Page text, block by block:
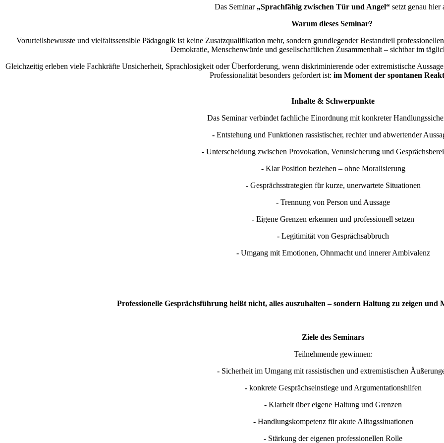
Das Seminar „Sprachfähig zwischen Tür und Angel“setzt genau hier
Warum dieses Seminar?
Vorurteilsbewusste und vielfaltssensible Pädagogik ist keine Zusatzqualifikation mehr, sondern grundlegender Bestandteil
Demokratie, Menschenwürde und gesellschaftlichen Zusammenhalt – sichtbar im
Gleichzeitig erleben viele Fachkräfte Unsicherheit, Sprachlosigkeit oder Überforderung, wenn diskriminierende oder extremistische
Professionalität besonders gefordert ist: im Moment der spontanen
Inhalte & Schwerpunkte
Das Seminar verbindet fachliche Einordnung mit konkreter
- Entstehung und Funktionen rassistischer, rechter und abwertender
- Unterscheidung zwischen Provokation, Verunsicherung und
-Klar Position beziehen – ohne Moralisierung
-Gesprächsstrategien für kurze, unerwartete Situationen
- Trennung von Person und Aussage
- Eigene Grenzen erkennen und professionell setzen
- Legitimität von Gesprächsabbruch
-Umgang mit Emotionen, Ohnmacht und innerer Ambivalenz
Professionelle Gesprächsführung heißt nicht, alles auszuhalten – sondern Haltung zu zeigen und
Ziele des Seminars
Teilnehmende gewinnen:
- Sicherheit im Umgang mit rassistischen und extremistischen
- konkrete Gesprächseinstiege und Argumentationshilfen
- Klarheit über eigene Haltung und Grenzen
-Handlungskompetenz für akute Alltagssituationen
- Stärkung der eigenen professionellen Rolle